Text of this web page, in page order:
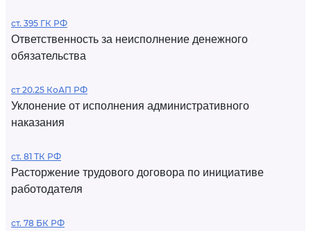
ст. 395 ГК РФ
Ответственность за неисполнение денежного
обязательства
ст 20.25 КоАП РФ
Уклонение от исполнения административного
наказания
ст. 81 ТК РФ
Расторжение трудового договора по инициативе
работодателя
ст. 78 БК РФ